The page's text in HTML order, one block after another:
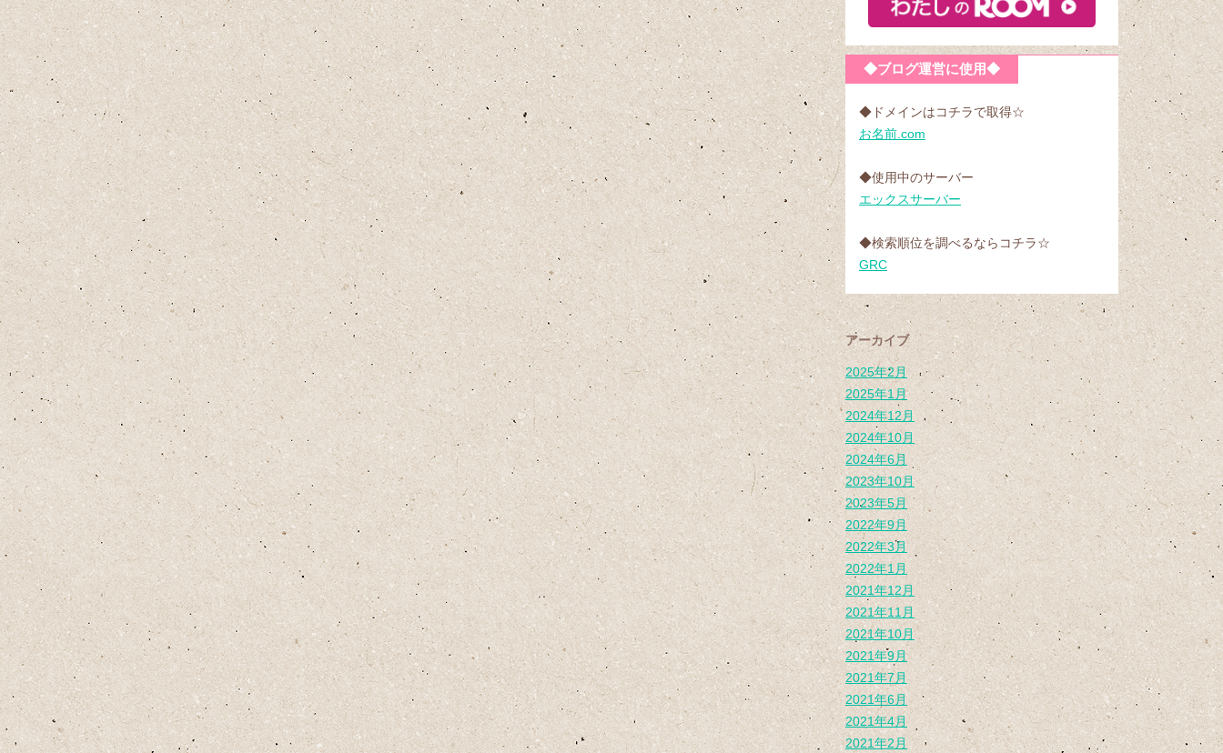
◆ブログ運営に使用◆
◆ドメインはコチラで取得☆
お名前.com
◆使用中のサーバー
エックスサーバー
◆検索順位を調べるならコチラ☆
GRC
アーカイブ
2025年2月
2025年1月
2024年12月
2024年10月
2024年6月
2023年10月
2023年5月
2022年9月
2022年3月
2022年1月
2021年12月
2021年11月
2021年10月
2021年9月
2021年7月
2021年6月
2021年4月
2021年2月